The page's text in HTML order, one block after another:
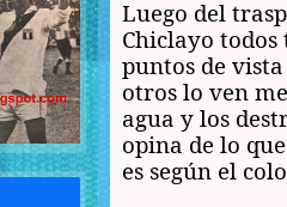
Luego del
Chiclayo todos
puntos de
otros lo ven
agua y los
opina de lo
es según el